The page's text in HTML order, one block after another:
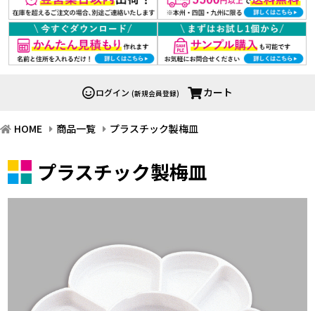
ログイン (新規会員登録) カート
HOME 商品一覧 プラスチック製梅皿
プラスチック製梅皿